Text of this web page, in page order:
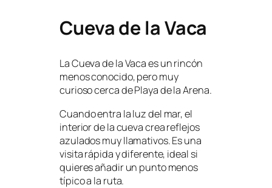
Cueva de la Vaca
La Cueva de la Vaca es un rincón
menos conocido, pero muy
curioso cerca de Playa de la Arena.
Cuando entra la luz del mar, el
interior de la cueva crea reflejos
azulados muy llamativos. Es una
visita rápida y diferente, ideal si
quieres añadir un punto menos
típico a la ruta.